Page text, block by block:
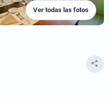
Ver todas las fotos